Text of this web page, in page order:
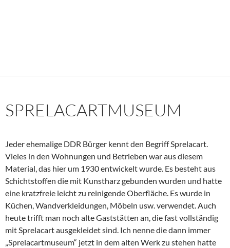
SPRELACARTMUSEUM
Jeder ehemalige DDR Bürger kennt den Begriff Sprelacart.
Vieles in den Wohnungen und Betrieben war aus diesem
Material, das hier um 1930 entwickelt wurde. Es besteht aus
Schichtstoffen die mit Kunstharz gebunden wurden und hatte
eine kratzfreie leicht zu reinigende Oberfläche. Es wurde in
Küchen, Wandverkleidungen, Möbeln usw. verwendet. Auch
heute trifft man noch alte Gaststätten an, die fast vollständig
mit Sprelacart ausgekleidet sind. Ich nenne die dann immer
„Sprelacartmuseum“ jetzt in dem alten Werk zu stehen hatte